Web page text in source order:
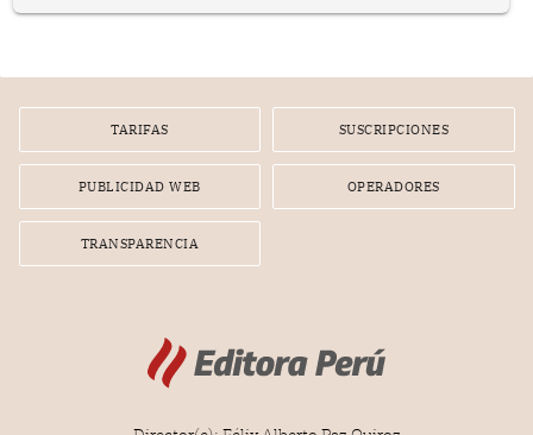
TARIFAS SUSCRIPCIONES
PUBLICIDAD WEB OPERADORES
TRANSPARENCIA